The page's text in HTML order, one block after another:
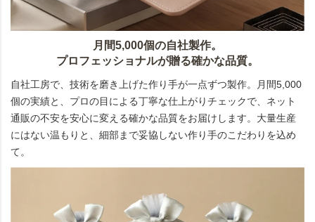
月間5,000個の自社製作。
プロフェッショナルが贈る確かな品質。
自社工房で、技術を磨き上げた作り手が一点ずつ製作。月間5,000
個の実績と、プロの目による丁寧な仕上がりチェックで、ネット
通販の不安を安心に変える確かな品質をお届けします。大量生産
にはない温もりと、細部まで妥協しない作り手のこだわりを込め
て。